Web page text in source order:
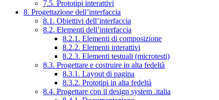
7.5. Prototipi interattivi
8. Progettazione dell’interfaccia
8.1. Obiettivi dell’interfaccia
8.2. Elementi dell’interfaccia
8.2.1. Elementi di composizione
8.2.2. Elementi interattivi
8.2.3. Elementi testuali (microtesti)
8.3. Progettare e costruire in alta fedeltà
8.3.1. Layout di pagina
8.3.2. Prototipi in alta fedeltà
8.4. Progettare con il design system .italia